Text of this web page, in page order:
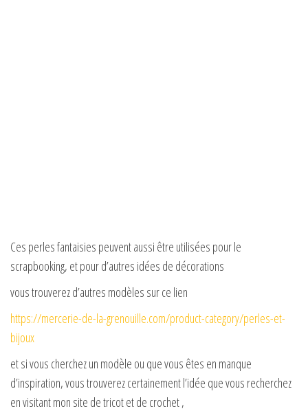
Ces perles fantaisies peuvent aussi être utilisées pour le
scrapbooking, et pour d’autres idées de décorations
vous trouverez d’autres modèles sur ce lien
https://mercerie-de-la-grenouille.com/product-category/perles-et-
bijoux
et si vous cherchez un modèle ou que vous êtes en manque
d’inspiration, vous trouverez certainement l’idée que vous recherchez
en visitant mon site de tricot et de crochet ,